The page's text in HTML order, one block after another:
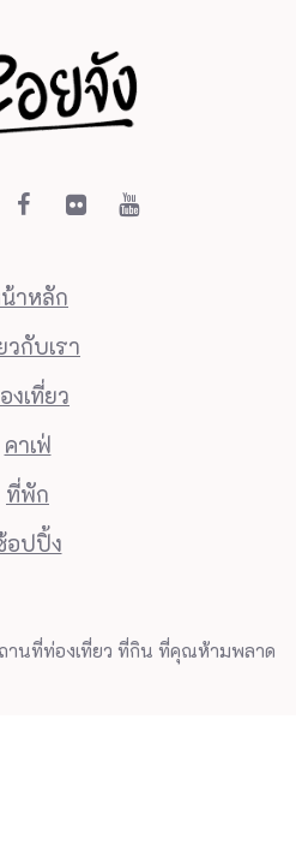
าหลัก
วกับเรา
งเที่ยว
คาเฟ่
ที่พัก
อปปิ้ง
านที่ท่องเที่ยว ที่กิน ที่คุณห้ามพลาด